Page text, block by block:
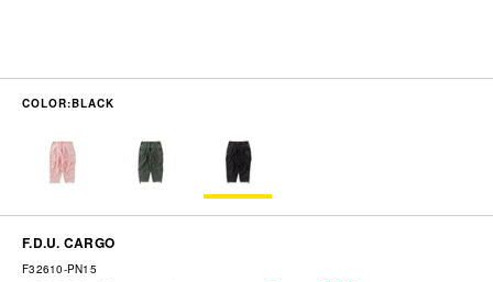
F.D.U. CARGO
F32610-PN15
COLOR:BLACK